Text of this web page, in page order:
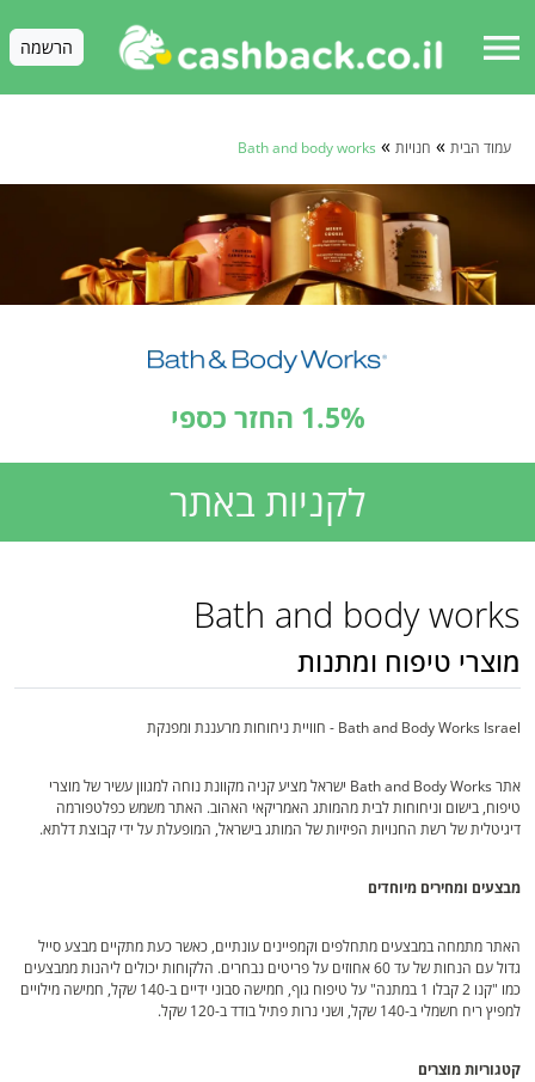
menu הרשמה
עמוד הבית » חנויות »
Bath and body works
1.5% החזר כספי
לקניות באתר
Bath and body works
מוצרי טיפוח ומתנות
Bath and Body Works Israel - חוויית ניחוחות מרעננת ומפנקת
אתר Bath and Body Works ישראל מציע קניה מקוונת נוחה למגוון עשיר של מוצרי
טיפוח, בישום וניחוחות לבית מהמותג האמריקאי האהוב. האתר משמש כפלטפורמה
דיגיטלית של רשת החנויות הפיזיות של המותג בישראל, המופעלת על ידי קבוצת דלתא.
מבצעים ומחירים מיוחדים
האתר מתמחה במבצעים מתחלפים וקמפיינים עונתיים, כאשר כעת מתקיים מבצע סייל
גדול עם הנחות של עד 60 אחוזים על פריטים נבחרים. הלקוחות יכולים ליהנות ממבצעים
כמו "קנו 2 קבלו 1 במתנה" על טיפוח גוף, חמישה סבוני ידיים ב-140 שקל, חמישה מילויים
למפיץ ריח חשמלי ב-140 שקל, ושני נרות פתיל בודד ב-120 שקל.
קטגוריות מוצרים